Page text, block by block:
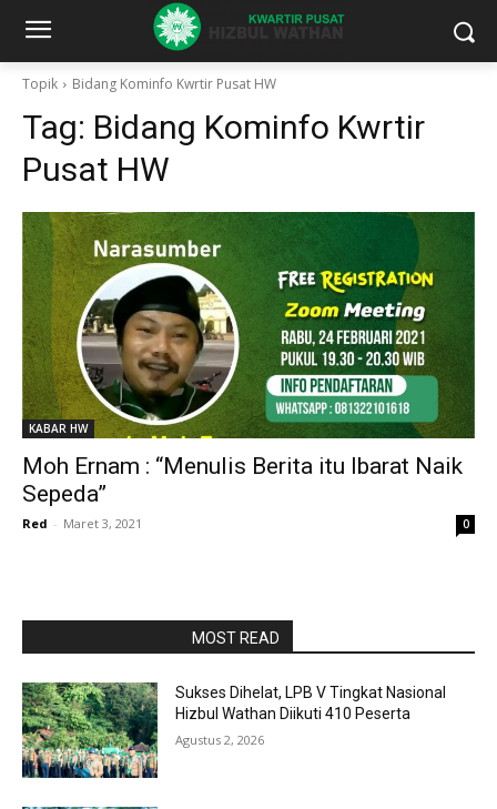
Topik Bidang Kominfo Kwrtir Pusat HW
Tag: Bidang Kominfo Kwrtir
Pusat HW
KABAR HW
Moh Ernam : “Menulis Berita itu Ibarat Naik
Sepeda”
Red - Maret 3, 2021 0
MOST READ
Sukses Dihelat, LPB V Tingkat Nasional
Hizbul Wathan Diikuti 410 Peserta
Agustus 2, 2026